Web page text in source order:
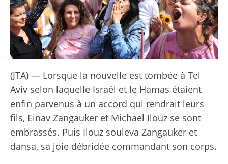
(JTA) — Lorsque la nouvelle est tombée à Tel
Aviv selon laquelle Israël et le Hamas étaient
enfin parvenus à un accord qui rendrait leurs
fils, Einav Zangauker et Michael Ilouz se sont
embrassés. Puis Ilouz souleva Zangauker et
dansa, sa joie débridée commandant son corps.